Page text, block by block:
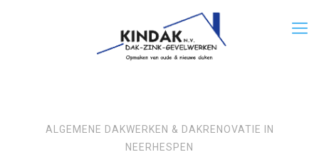
ALGEMENE DAKWERKEN & DAKRENOVATIE IN
NEERHESPEN